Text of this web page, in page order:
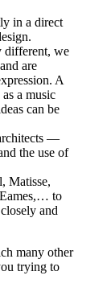
in a direct
different, we
are
A
a music
can be
—
the use of
Matisse,
to
and
many other
trying to